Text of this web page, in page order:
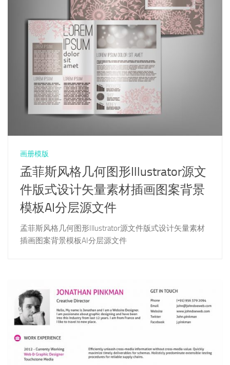
画册模版
孟菲斯风格几何图形Illustrator源文
件版式设计矢量素材插画图案背景
模板AI分层源文件
孟菲斯风格几何图形Illustrator源文件版式设计矢量素材
插画图案背景模板AI分层源文件